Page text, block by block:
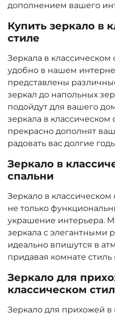
дополнением вашего
Купить зеркало в
стиле
Зеркала в классическом
удобно в нашем
представлены
зеркал до напольных
подойдут для вашего
зеркала в классическом
прекрасно дополнят
радовать вас долгие
Зеркало в
спальни
Зеркало в
не только
украшение интерьера.
зеркала с элегантными
идеально впишутся в
придавая комнате
Зеркало для
классическом
Зеркало для прихожей